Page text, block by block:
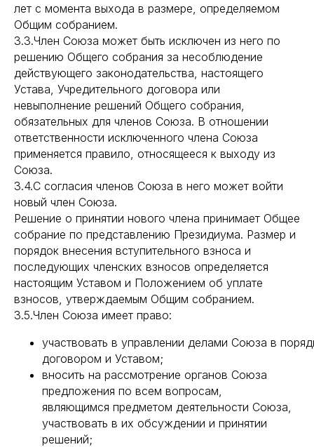
лет с момента выхода в размере, определяемом
Общим собранием.
3.3.Член Союза может быть исключен из него по
решению Общего собрания за несоблюдение
действующего законодательства, настоящего
Устава, Учредительного договора или
невыполнение решений Общего собрания,
обязательных для членов Союза. В отношении
ответственности исключенного члена Союза
применяется правило, относящееся к выходу из
Союза.
3.4.С согласия членов Союза в него может войти
новый член Союза.
Решение о принятии нового члена принимает Общее
собрание по представлению Президиума. Размер и
порядок внесения вступительного взноса и
последующих членских взносов определяется
настоящим Уставом и Положением об уплате
взносов, утверждаемым Общим собранием.
3.5.Член Союза имеет право:
участвовать в управлении делами Союза в
договором и Уставом;
вносить на рассмотрение органов Союза
предложения по всем вопросам,
являющимся предметом деятельности Союза,
участвовать в их обсуждении и принятии
решений;